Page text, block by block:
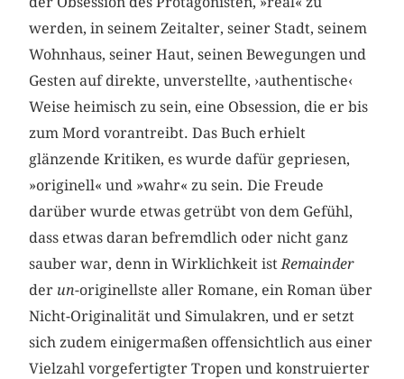
werden, in seinem Zeitalter, seiner Stadt, seinem
Wohnhaus, seiner Haut, seinen Bewegungen und
Gesten auf direkte, unverstellte, ›authentische‹
Weise heimisch zu sein, eine Obsession, die er bis
zum Mord vorantreibt. Das Buch erhielt
glänzende Kritiken, es wurde dafür gepriesen,
»originell« und »wahr« zu sein. Die Freude
darüber wurde etwas getrübt von dem Gefühl,
dass etwas daran befremdlich oder nicht ganz
sauber war, denn in Wirklichkeit istRemainder
der un-originellste aller Romane, ein Roman über
Nicht-Originalität und Simulakren, und er setzt
sich zudem einigermaßen offensichtlich aus einer
Vielzahl vorgefertigter Tropen und konstruierter